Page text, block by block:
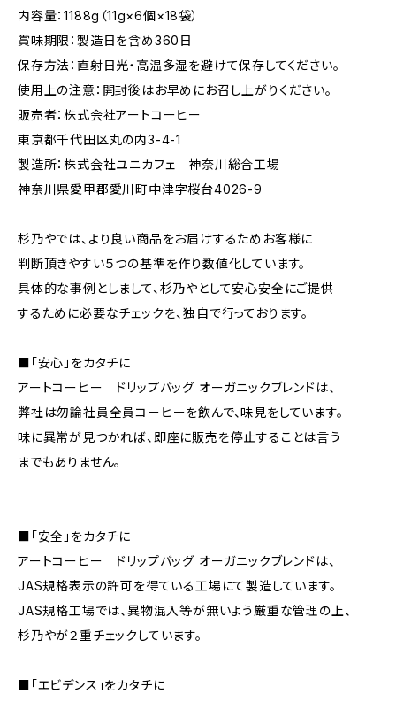
内容量：1188g（11g×6個×18袋）
賞味期限：製造日を含め360日
保存方法：直射日光・高温多湿を避けて保存してください。
使用上の注意：開封後はお早めにお召し上がりください。
販売者：株式会社アートコーヒー
東京都千代田区丸の内3-4-1
製造所：株式会社ユニカフェ 神奈川総合工場
神奈川県愛甲郡愛川町中津字桜台4026-9
杉乃やでは、より良い商品をお届けするためお客様に
判断頂きやすい５つの基準を作り数値化しています。
具体的な事例としまして、杉乃やとして安心安全にご提供
するために必要なチェックを、独自で行っております。
■「安心」をカタチに
アートコーヒー ドリップバッグ オーガニックブレンドは、
弊社は勿論社員全員コーヒーを飲んで、味見をしています。
味に異常が見つかれば、即座に販売を停止することは言う
までもありません。
■「安全」をカタチに
アートコーヒー ドリップバッグ オーガニックブレンドは、
JAS規格表示の許可を得ている工場にて製造しています。
JAS規格工場では、異物混入等が無いよう厳重な管理の上、
杉乃やが２重チェックしています。
■「エビデンス」をカタチに